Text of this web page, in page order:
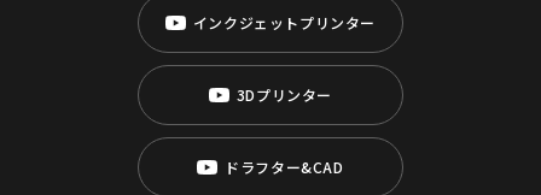
インクジェットプリンター
3Dプリンター
ドラフター&CAD